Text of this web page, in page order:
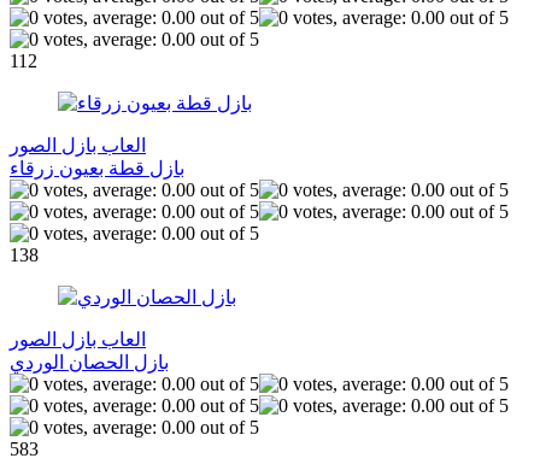
112
العاب بازل الصور
بازل قطة بعيون زرقاء
138
العاب بازل الصور
بازل الحصان الوردي
583